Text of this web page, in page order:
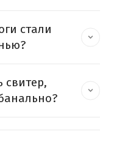
стали
свитер,